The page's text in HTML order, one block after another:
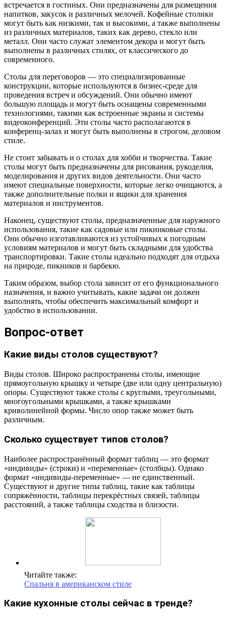
встречается в гостиных. Они предназначены для размещения
напитков, закусок и различных мелочей. Кофейные столики
могут быть как низкими, так и высокими, а также выполнены
из различных материалов, таких как дерево, стекло или
металл. Они часто служат элементом декора и могут быть
выполнены в различных стилях, от классического до
современного.
Столы для переговоров — это специализированные
конструкции, которые используются в бизнес-среде для
проведения встреч и обсуждений. Они обычно имеют
большую площадь и могут быть оснащены современными
технологиями, такими как встроенные экраны и системы
видеоконференций. Эти столы часто располагаются в
конференц-залах и могут быть выполнены в строгом, деловом
стиле.
Не стоит забывать и о столах для хобби и творчества. Такие
столы могут быть предназначены для рисования, рукоделия,
моделирования и других видов деятельности. Они часто
имеют специальные поверхности, которые легко очищаются, а
также дополнительные полки и ящики для хранения
материалов и инструментов.
Наконец, существуют столы, предназначенные для наружного
использования, такие как садовые или пикниковые столы.
Они обычно изготавливаются из устойчивых к погодным
условиям материалов и могут быть складными для удобства
транспортировки. Такие столы идеально подходят для отдыха
на природе, пикников и барбекю.
Таким образом, выбор стола зависит от его функционального
назначения, и важно учитывать, какие задачи он должен
выполнять, чтобы обеспечить максимальный комфорт и
удобство в использовании.
Вопрос-ответ
Какие виды столов существуют?
Виды столов. Широко распространены столы, имеющие
прямоугольную крышку и четыре (две или одну центральную)
опоры. Существуют также столы с круглыми, треугольными,
многоугольными крышками, а также крышками
криволинейной формы. Число опор также может быть
различным.
Сколько существует типов столов?
Наиболее распространённый формат таблиц — это формат
«индивиды» (строки) и «переменные» (столбцы). Однако
формат «индивиды-переменные» — не единственный.
Существуют и другие типы таблиц, такие как таблицы
сопряжённости, таблицы перекрёстных связей, таблицы
расстояний, а также таблицы сходства и близости.
Читайте также:
Спальня в американском стиле
Какие кухонные столы сейчас в тренде?